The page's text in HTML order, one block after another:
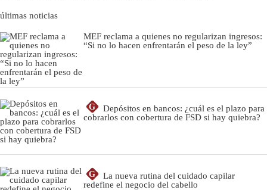
últimas noticias
MEF reclama a quienes no regularizan ingresos:
“Si no lo hacen enfrentarán el peso de la ley”
G
Depósitos en bancos: ¿cuál es el plazo para
cobrarlos con cobertura de FSD si hay quiebra?
G
La nueva rutina del cuidado capilar
redefine el negocio del cabello